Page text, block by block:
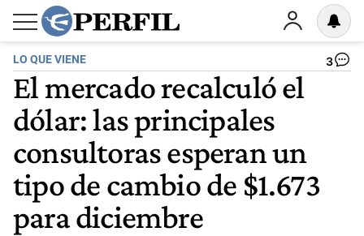
LO QUE VIENE 3
El mercado recalculó el
dólar: las principales
consultoras esperan un
tipo de cambio de $1.673
para diciembre